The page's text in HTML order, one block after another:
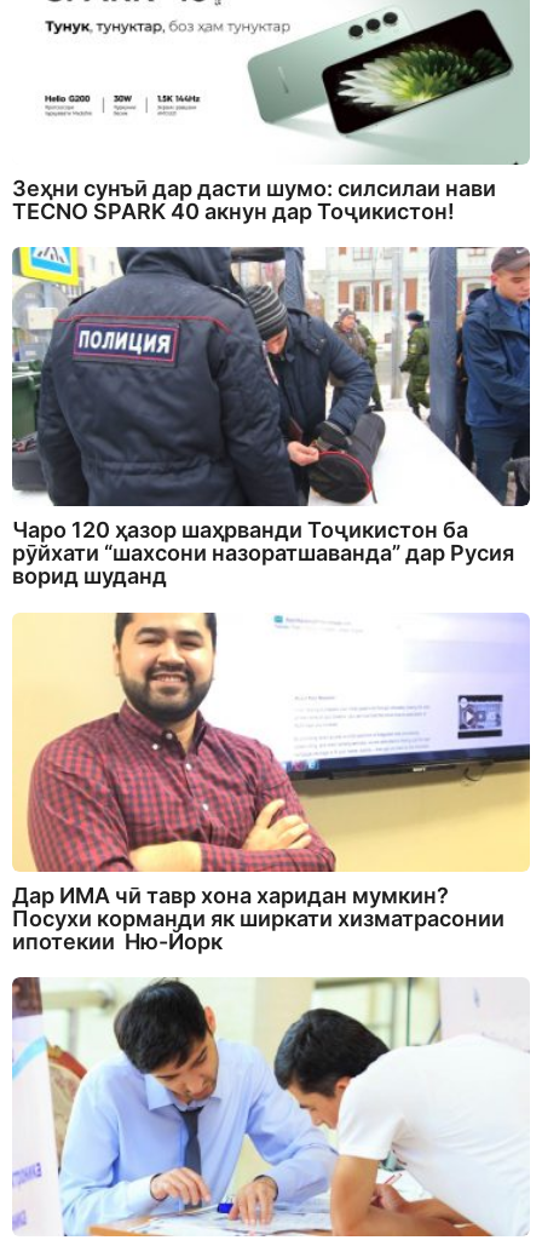
Зеҳни сунъӣ дар дасти шумо: силсилаи нави
TECNO SPARK 40 акнун дар Тоҷикистон!
Чаро 120 ҳазор шаҳрванди Тоҷикистон ба
рӯйхати “шахсони назоратшаванда” дар Русия
ворид шуданд
Дар ИМА чӣ тавр хона харидан мумкин?
Посухи корманди як ширкати хизматрасонии
ипотекии Ню-Йорк